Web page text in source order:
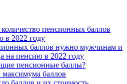
пенсионных баллов
в 2022 году
баллов нужно мужчинам и
на пенсию в 2022 году
пенсионные баллы?
баллов